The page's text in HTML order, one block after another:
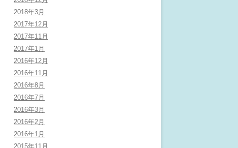
2018年3月
2017年12月
2017年11月
2017年1月
2016年12月
2016年11月
2016年8月
2016年7月
2016年3月
2016年2月
2016年1月
2015年11月